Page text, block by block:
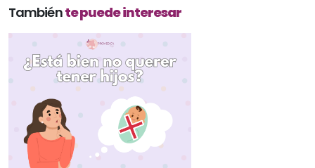
Tambiénte puede interesar